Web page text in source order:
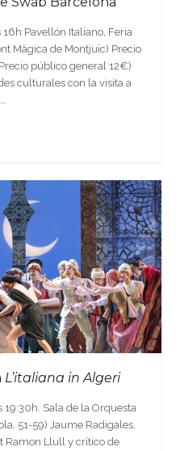
Pavellón Italiano, Feria
Màgica de Montjuïc) Precio
público general 12€)
culturales con la visita a
L’italiana in Algeri
Sala de la Orquesta
51-59) Jaume Radigales,
Ramon Llull y crítico de